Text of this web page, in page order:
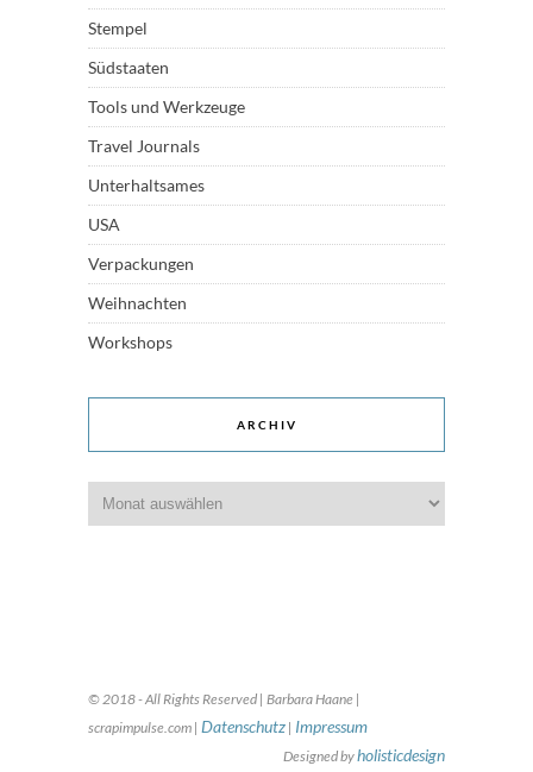
Stempel
Südstaaten
Tools und Werkzeuge
Travel Journals
Unterhaltsames
USA
Verpackungen
Weihnachten
Workshops
ARCHIV
© 2018 - All Rights Reserved | Barbara Haane |
scrapimpulse.com | Datenschutz | Impressum
Designed byholisticdesign